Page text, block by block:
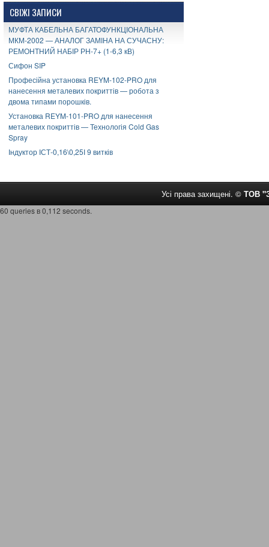
СВІЖІ ЗАПИСИ
МУФТА КАБЕЛЬНА БАГАТОФУНКЦІОНАЛЬНА
МКМ-2002 — АНАЛОГ ЗАМІНА НА СУЧАСНУ:
РЕМОНТНИЙ НАБІР РН-7+ (1-6,3 кВ)
Сифон SIP
Професійна установка REYM-102-PRO для
нанесення металевих покриттів — робота з
двома типами порошків.
Установка REYM-101-PRO для нанесення
металевих покриттів — Технологія Cold Gas
Spray
Індуктор ІСТ-0,16\0,25І 9 витків
Усі права захищені. © ТОВ
60 queries в 0,112 seconds.